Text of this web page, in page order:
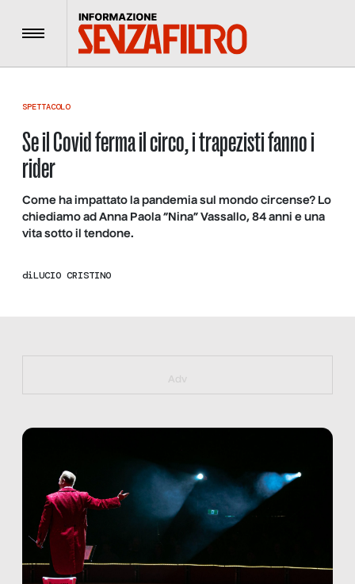
Menu
SPETTACOLO
Se il Covid ferma il circo, i trapezisti fanno i
rider
Come ha impattato la pandemia sul mondo circense? Lo
chiediamo ad Anna Paola “Nina” Vassallo, 84 anni e una
vita sotto il tendone.
diLUCIO CRISTINO
https://bit.ly/muster_aggiornamento
Adv